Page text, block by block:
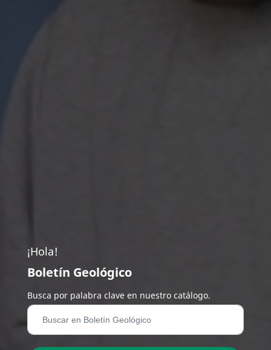
¡Hola!
Boletín Geológico
Busca por palabra clave en nuestro catálogo.